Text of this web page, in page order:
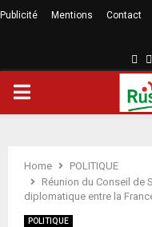
Publicité Mentions Contact
Home
POLITIQUE
Réunion du Conseil de
diplomatique entre la
POLITIQUE